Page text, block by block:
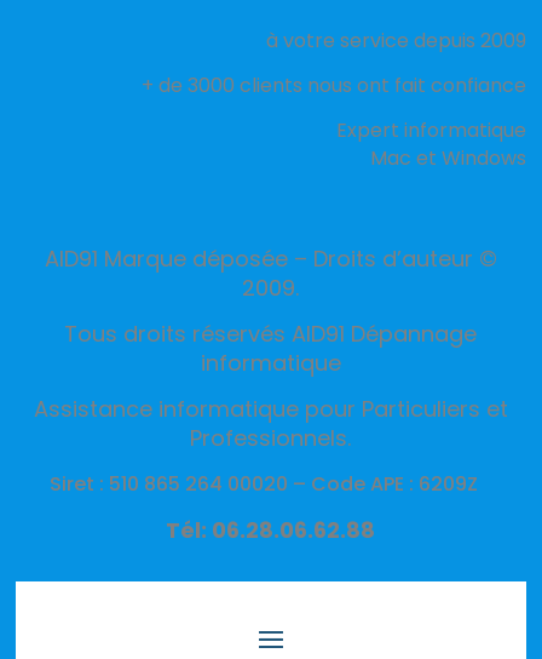
à votre service depuis 2009
+ de 3000 clients nous ont fait confiance
Expert informatique
Mac et Windows
AID91 Marque déposée – Droits d’auteur ©
2009.
Tous droits réservés AID91 Dépannage
informatique
Assistance informatique pour Particuliers et
Professionnels.
Siret : 510 865 264 00020 – Code APE : 6209Z
Tél: 06.28.06.62.88